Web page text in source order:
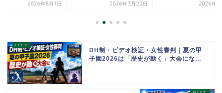
2026年8月1日 2026年3月20日 2026年3
DH制・ビデオ検証・女性審判｜夏の甲
子園2026は「歴史が動く」大会にな...